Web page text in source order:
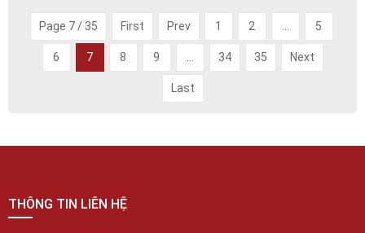
Page 7 / 35 First Prev 1 2 5
6 7 8 9 34 35 Next
Last
THÔNG TIN LIÊN HỆ